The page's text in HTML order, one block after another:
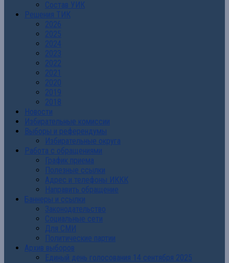
Состав УИК
Решения ТИК
2026
2025
2024
2023
2022
2021
2020
2019
2018
Новости
Избирательные комиссии
Выборы и референдумы
Избирательные округа
Работа с обращениями
График приема
Полезные ссылки
Адрес и телефоны ИККК
Направить обращение
Баннеры и ссылки
Законодательство
Социальные сети
Для СМИ
Политические партии
Архив выборов
Единый день голосования 14 сентября 2025